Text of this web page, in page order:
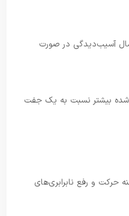
آسیب‌دیدگی در صورت
بیشتر نسبت به یک جفت
حرکت و رفع نابرابری‌های